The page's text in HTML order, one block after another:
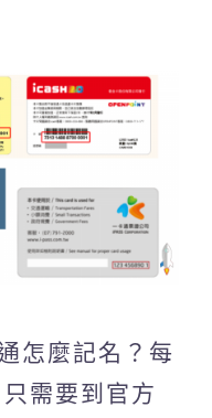
怎麼記名？每
需要到官方